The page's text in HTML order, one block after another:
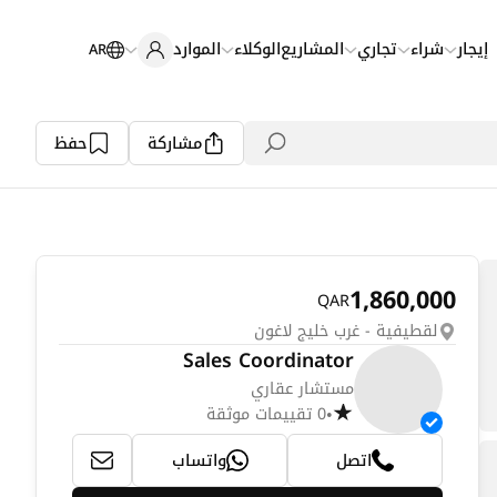
إيجار شراء تجاري المشاريعالوكلاء الموارد AR
مشاركة حفظ
1,860,000
QAR
لقطيفية - غرب خليج لاغون
Sales Coordinator
مستشار عقاري
•0 تقييمات موثقة
اتصل
واتساب